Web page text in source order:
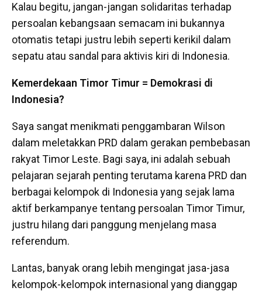
Kalau begitu, jangan-jangan solidaritas terhadap
persoalan kebangsaan semacam ini bukannya
otomatis tetapi justru lebih seperti kerikil dalam
sepatu atau sandal para aktivis kiri di Indonesia.
Kemerdekaan Timor Timur = Demokrasi di
Indonesia?
Saya sangat menikmati penggambaran Wilson
dalam meletakkan PRD dalam gerakan pembebasan
rakyat Timor Leste. Bagi saya, ini adalah sebuah
pelajaran sejarah penting terutama karena PRD dan
berbagai kelompok di Indonesia yang sejak lama
aktif berkampanye tentang persoalan Timor Timur,
justru hilang dari panggung menjelang masa
referendum.
Lantas, banyak orang lebih mengingat jasa-jasa
kelompok-kelompok internasional yang dianggap